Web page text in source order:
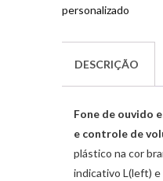
personalizado
DESCRIÇÃO
Fone de ouvido
e controle de
plástico na cor
indicativo L(left) e